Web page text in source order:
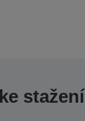
stažení